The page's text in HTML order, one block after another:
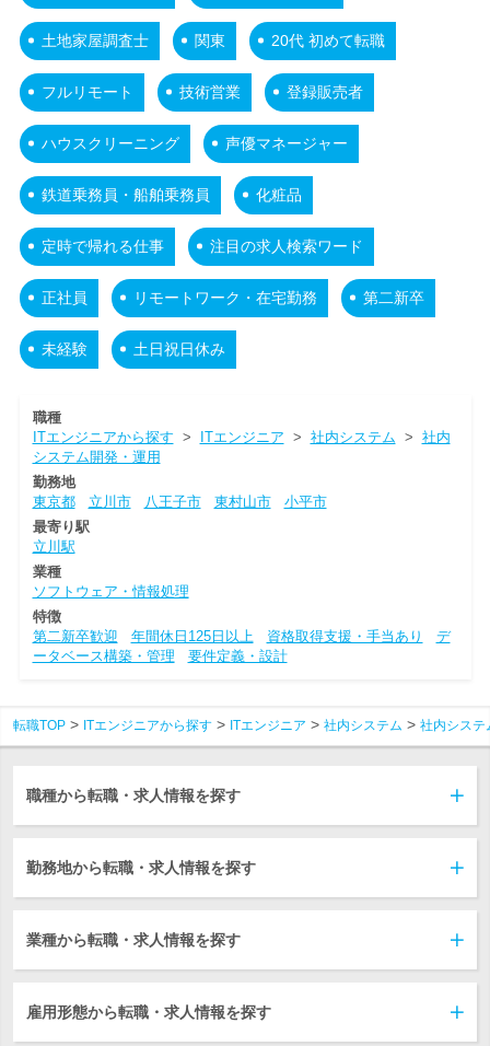
土地家屋調査士 関東 20代 初めて転職
フルリモート 技術営業 登録販売者
ハウスクリーニング 声優マネージャー
鉄道乗務員・船舶乗務員 化粧品
定時で帰れる仕事 注目の求人検索ワード
正社員 リモートワーク・在宅勤務 第二新卒
未経験 土日祝日休み
職種
ITエンジニアから探す > ITエンジニア > 社内システム > 社内
システム開発・運用
勤務地
東京都
立川市 八王子市 東村山市
小平市
最寄り駅
立川駅
業種
ソフトウェア・情報処理
特徴
第二新卒歓迎
年間休日125日以上 資格取得支援・手当あり
デ
ータベース構築・管理
要件定義・設計
転職TOP ITエンジニアから探す ITエンジニア 社内システム 社内システ
職種から転職・求人情報を探す
勤務地から転職・求人情報を探す
業種から転職・求人情報を探す
雇用形態から転職・求人情報を探す